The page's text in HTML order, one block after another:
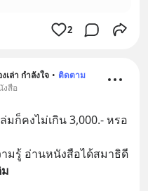
2
เล่า กำลังใจ • ติดตาม
งสือ
มก็คงไม่เกิน 3,000.- หรอ
ามรู้ อ่านหนังสือได้สมาธิดี